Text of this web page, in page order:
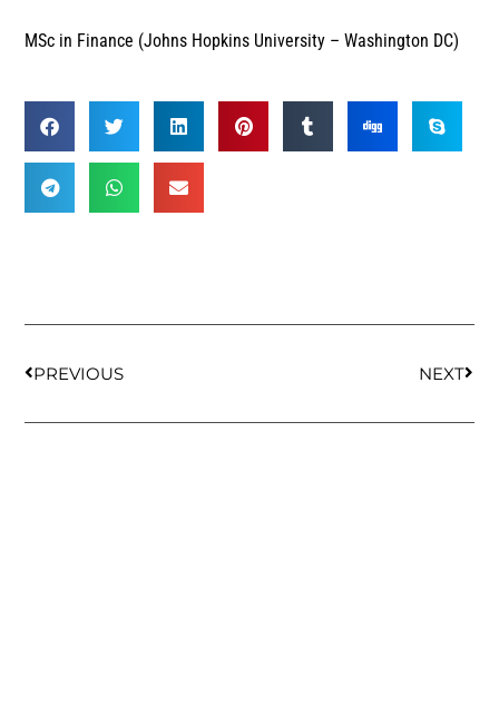
MSc in Finance (Johns Hopkins University – Washington DC)
PREVIOUS NEXT